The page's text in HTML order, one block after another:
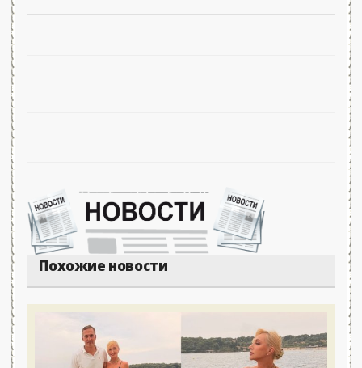
Похожие новости